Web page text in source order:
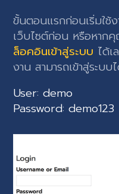
ขั้นตอนแรกก่อนเริ่มใ
เว็บไซต์ก่อน หรือหาก
ล็อคอินเข้าสู่ระบบ ได้
งาน สามารถเข้าสู่ระบบ
User: demo
Password: demo123